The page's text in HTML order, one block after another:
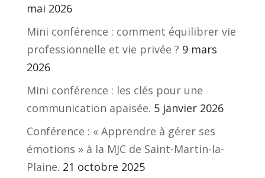
mai 2026
Mini conférence : comment équilibrer vie
professionnelle et vie privée ? 9 mars
2026
Mini conférence : les clés pour une
communication apaisée. 5 janvier 2026
Conférence : « Apprendre à gérer ses
émotions » à la MJC de Saint-Martin-la-
Plaine. 21 octobre 2025